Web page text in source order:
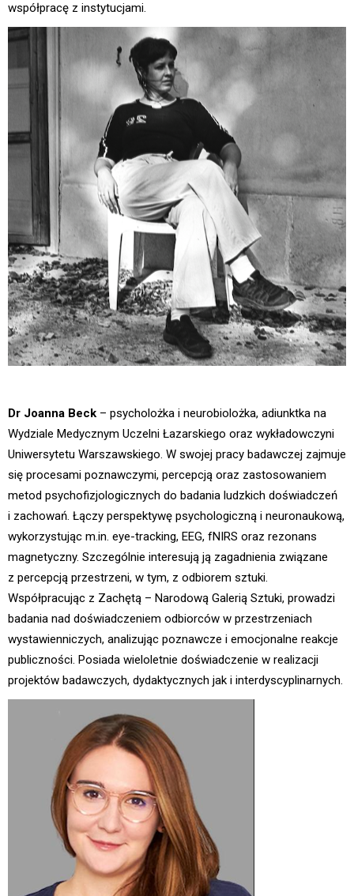
współpracę z instytucjami.
Dr Joanna Beck – psycholożka i neurobiolożka, adiunktka na
Wydziale Medycznym Uczelni Łazarskiego oraz wykładowczyni
Uniwersytetu Warszawskiego. W swojej pracy badawczej zajmuje
się procesami poznawczymi, percepcją oraz zastosowaniem
metod psychofizjologicznych do badania ludzkich doświadczeń
i zachowań. Łączy perspektywę psychologiczną i neuronaukową,
wykorzystując m.in. eye-tracking, EEG, fNIRS oraz rezonans
magnetyczny. Szczególnie interesują ją zagadnienia związane
z percepcją przestrzeni, w tym, z odbiorem sztuki.
Współpracując z Zachętą – Narodową Galerią Sztuki, prowadzi
badania nad doświadczeniem odbiorców w przestrzeniach
wystawienniczych, analizując poznawcze i emocjonalne reakcje
publiczności. Posiada wieloletnie doświadczenie w realizacji
projektów badawczych, dydaktycznych jak i interdyscyplinarnych.